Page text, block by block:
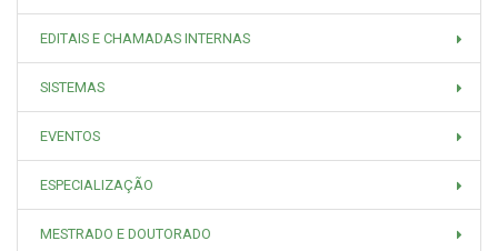
EDITAIS E CHAMADAS INTERNAS
SISTEMAS
EVENTOS
ESPECIALIZAÇÃO
MESTRADO E DOUTORADO